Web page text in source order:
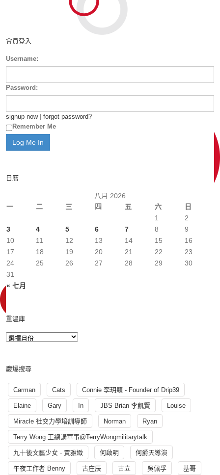
會員登入
Username:
Password:
signup now| forgot password?
Remember Me
日曆
八月 2026
一
二 三 四 五 六 日
« 七月
1
2
3
4 5 6 7 8
9
10
11 12 13 14 15
16
17
18 19 20 21 22
23
24
25 26 27 28 29
30
31
重溫庫
慶爆搜尋
Carman Cats Connie 李玥穎 - Founder of Drip39
Elaine Gary In JBS Brian 李凱賢 Louise
Miracle 社交力學培訓導師 Norman Ryan
Terry Wong 王總講軍事@TerryWongmilitarytalk
九十後文藝少女 - 賈雅緻 何啟明 何爵天導演
午夜工作者 Benny 古庄辰 古立 吳佩孚 基哥